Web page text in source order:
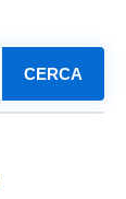
CERCA